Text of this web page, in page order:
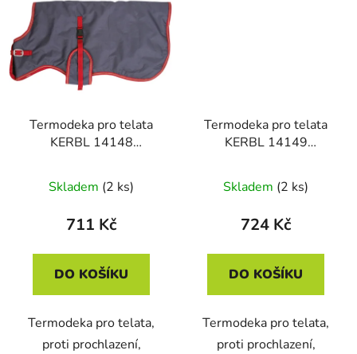
Termodeka pro telata
KERBL 14148
Skladem (2 ks)
711 Kč
DO KOŠÍKU
Termodeka pro telata,
proti prochlazení,
Termodeka pro telata
KERBL 14149
Skladem (2 ks)
724 Kč
DO KOŠÍKU
Termodeka pro telata,
proti prochlazení,